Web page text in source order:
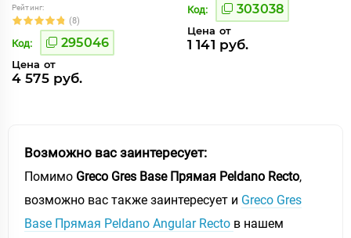
Рейтинг:
(8)
Код: 295046
Цена от
4 575 руб.
Код: 303038
Цена от
1 141 руб.
Возможно вас заинтересует:
Помимо Greco Gres Base Прямая Peldano Recto,
возможно вас также заинтересует и Greco Gres
Base Прямая Peldano Angular Recto в нашем